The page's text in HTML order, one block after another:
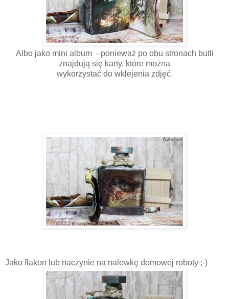
Albo jako mini album - ponieważ po obu stronach butli
znajdują się karty, które można
wykorzystać do wklejenia zdjęć.
Jako flakon lub naczynie na nalewkę domowej roboty ;-)